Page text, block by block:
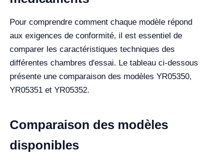
Pour comprendre comment chaque modèle répond
aux exigences de conformité, il est essentiel de
comparer les caractéristiques techniques des
différentes chambres d'essai. Le tableau ci-dessous
présente une comparaison des modèles YR05350,
YR05351 et YR05352.
Comparaison des modèles
disponibles